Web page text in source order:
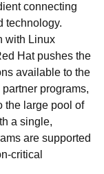
connecting
technology.
with Linux
Hat pushes the
available to the
programs,
the large pool of
a single,
are supported
critical